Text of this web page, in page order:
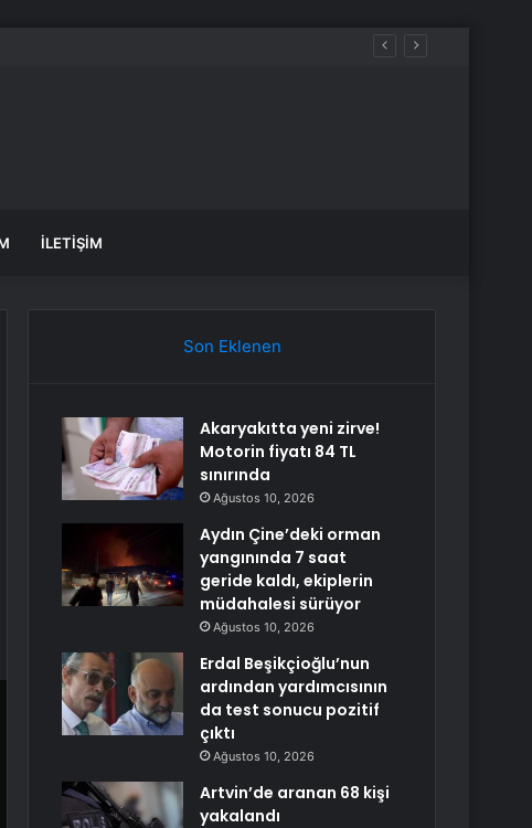
sürüyor
İLETIŞIM
Son Eklenen
Akaryakıtta yeni zirve!
Motorin fiyatı 84 TL
sınırında
Ağustos 10, 2026
Aydın Çine’deki orman
yangınında 7 saat
geride kaldı, ekiplerin
müdahalesi sürüyor
Ağustos 10, 2026
Erdal Beşikçioğlu’nun
ardından yardımcısının
da test sonucu pozitif
çıktı
Ağustos 10, 2026
Artvin’de aranan 68 kişi
yakalandı